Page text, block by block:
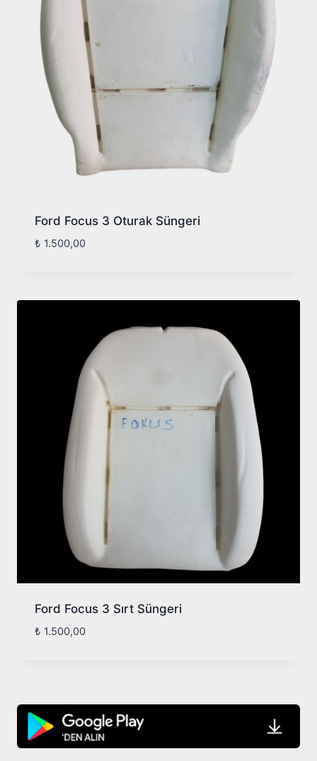
Ford Focus 3 Oturak Süngeri
₺ 1.500,00
Ford Focus 3 Sırt Süngeri
₺ 1.500,00